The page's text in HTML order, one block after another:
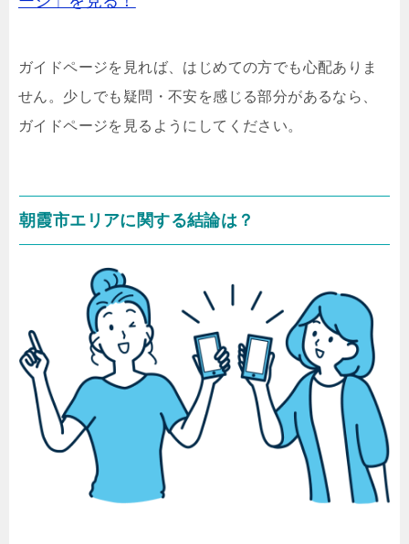
ガイドページを見れば、はじめての方でも心配ありま
せん。少しでも疑問・不安を感じる部分があるなら、
ガイドページを見るようにしてください。
朝霞市エリアに関する結論は？